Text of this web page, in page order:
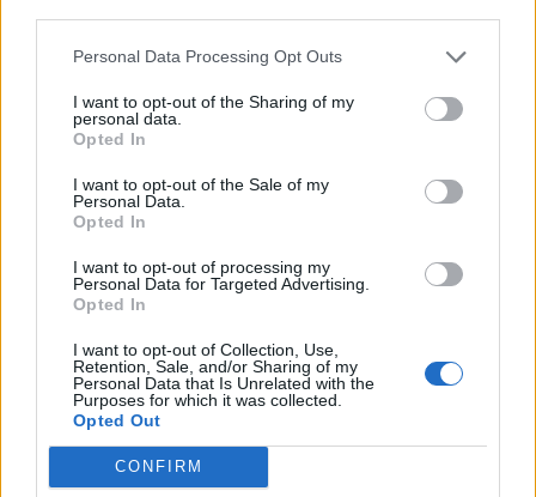
Personal Data Processing Opt Outs
I want to opt-out of the Sharing of my
personal data.
Opted In
I want to opt-out of the Sale of my
Personal Data.
Opted In
I want to opt-out of processing my
Personal Data for Targeted Advertising.
Opted In
I want to opt-out of Collection, Use,
Retention, Sale, and/or Sharing of my
Personal Data that Is Unrelated with the
Purposes for which it was collected.
Opted Out
CONFIRM
Εταιρείας της Βορείου Αμερικής (RSNA 2024). Τα
ευρήματα που παρουσιάζονται σε ιατρικά
δημοσιευθούν σε ιατρική επιθεώρηση.
Φωτογραφία: iStock